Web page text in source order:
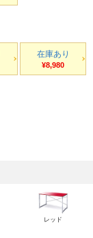
在庫あり
¥8,980
レッド